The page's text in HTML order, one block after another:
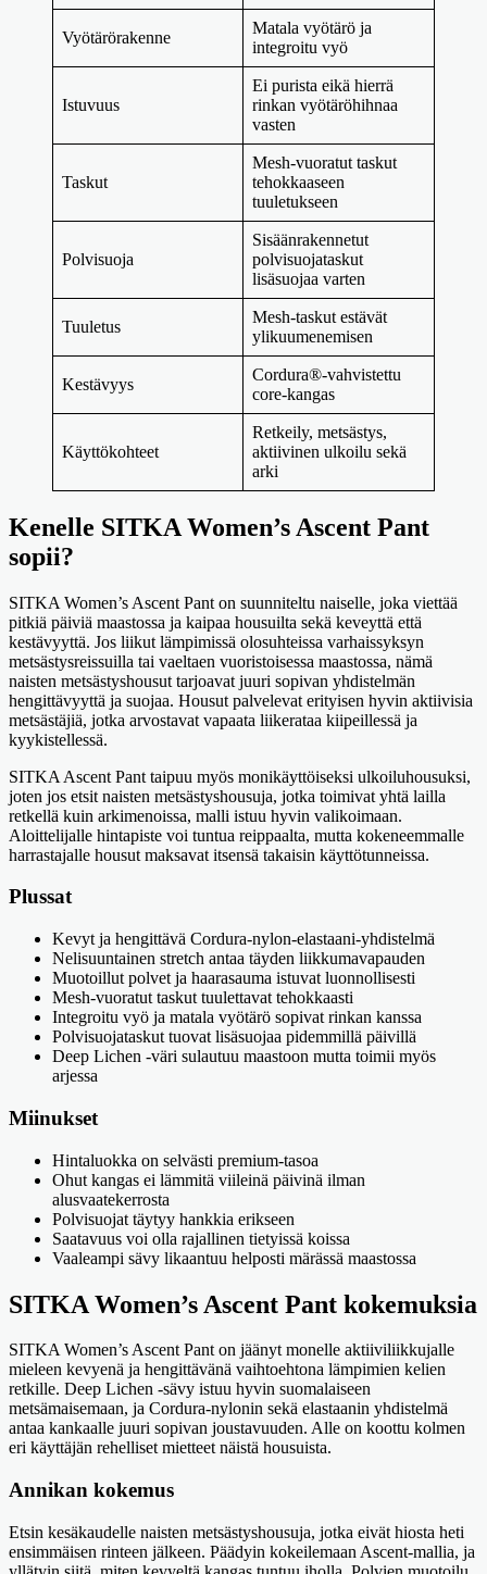
Vyötärörakenne
Matala vyötärö ja
integroitu vyö
Istuvuus
Ei purista eikä hierrä
rinkan vyötäröhihnaa
vasten
Taskut
Mesh-vuoratut taskut
tehokkaaseen
tuuletukseen
Polvisuoja
Sisäänrakennetut
polvisuojataskut
lisäsuojaa varten
Tuuletus
Mesh-taskut estävät
ylikuumenemisen
Kestävyys
Cordura®-vahvistettu
core-kangas
Käyttökohteet
Retkeily, metsästys,
aktiivinen ulkoilu sekä
arki
Kenelle SITKA Women’s Ascent Pant
sopii?
SITKA Women’s Ascent Pant on suunniteltu naiselle, joka viettää
pitkiä päiviä maastossa ja kaipaa housuilta sekä keveyttä että
kestävyyttä. Jos liikut lämpimissä olosuhteissa varhaissyksyn
metsästysreissuilla tai vaeltaen vuoristoisessa maastossa, nämä
naisten metsästyshousut tarjoavat juuri sopivan yhdistelmän
hengittävyyttä ja suojaa. Housut palvelevat erityisen hyvin aktiivisia
metsästäjiä, jotka arvostavat vapaata liikerataa kiipeillessä ja
kyykistellessä.
SITKA Ascent Pant taipuu myös monikäyttöiseksi ulkoiluhousuksi,
joten jos etsit naisten metsästyshousuja, jotka toimivat yhtä lailla
retkellä kuin arkimenoissa, malli istuu hyvin valikoimaan.
Aloittelijalle hintapiste voi tuntua reippaalta, mutta kokeneemmalle
harrastajalle housut maksavat itsensä takaisin käyttötunneissa.
Plussat
Kevyt ja hengittävä Cordura-nylon-elastaani-yhdistelmä
Nelisuuntainen stretch antaa täyden liikkumavapauden
Muotoillut polvet ja haarasauma istuvat luonnollisesti
Mesh-vuoratut taskut tuulettavat tehokkaasti
Integroitu vyö ja matala vyötärö sopivat rinkan kanssa
Polvisuojataskut tuovat lisäsuojaa pidemmillä päivillä
Deep Lichen -väri sulautuu maastoon mutta toimii myös
arjessa
Miinukset
Hintaluokka on selvästi premium-tasoa
Ohut kangas ei lämmitä viileinä päivinä ilman
alusvaatekerrosta
Polvisuojat täytyy hankkia erikseen
Saatavuus voi olla rajallinen tietyissä koissa
Vaaleampi sävy likaantuu helposti märässä maastossa
SITKA Women’s Ascent Pant kokemuksia
SITKA Women’s Ascent Pant on jäänyt monelle aktiiviliikkujalle
mieleen kevyenä ja hengittävänä vaihtoehtona lämpimien kelien
retkille. Deep Lichen -sävy istuu hyvin suomalaiseen
metsämaisemaan, ja Cordura-nylonin sekä elastaanin yhdistelmä
antaa kankaalle juuri sopivan joustavuuden. Alle on koottu kolmen
eri käyttäjän rehelliset mietteet näistä housuista.
Annikan kokemus
Etsin kesäkaudelle naisten metsästyshousuja, jotka eivät hiosta heti
ensimmäisen rinteen jälkeen. Päädyin kokeilemaan Ascent-mallia, ja